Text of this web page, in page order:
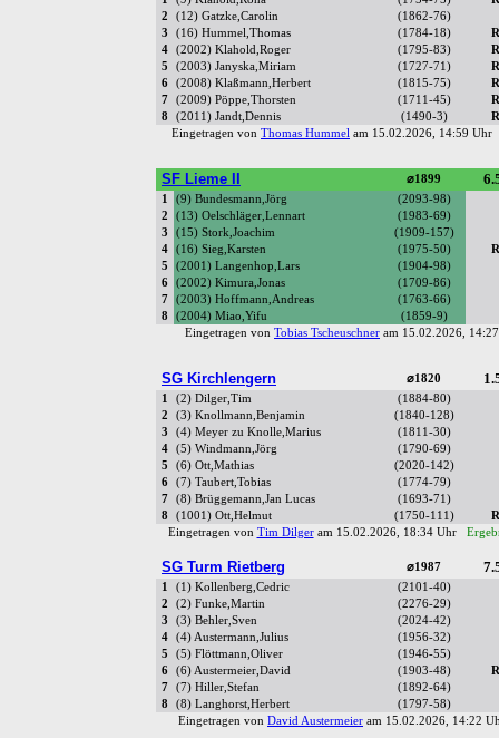
2
(12) Gatzke,Carolin (1862-76)
3
(16) Hummel,Thomas (1784-18)
4
(2002) Klahold,Roger (1795-83)
5
(2003) Janyska,Miriam (1727-71)
6
(2008) Klaßmann,Herbert (1815-75)
7
(2009) Pöppe,Thorsten (1711-45)
8
(2011) Jandt,Dennis (1490-3)
Eingetragen von Thomas Hummel am 15.02.2026, 14:59
SF Lieme II ⌀1899
1 (9) Bundesmann,Jörg (2093-98)
2
(13) Oelschläger,Lennart
(1983-69)
3
(15) Stork,Joachim
(1909-157)
4
(16) Sieg,Karsten (1975-50)
5
(2001) Langenhop,Lars (1904-98)
6
(2002) Kimura,Jonas (1709-86)
7
(2003) Hoffmann,Andreas (1763-66)
8
(2004) Miao,Yifu (1859-9)
Eingetragen von Tobias Tscheuschner am 15.02.2026,
SG Kirchlengern ⌀1820
1 (2) Dilger,Tim (1884-80)
2
(3) Knollmann,Benjamin (1840-128)
3
(4) Meyer zu Knolle,Marius (1811-30)
4
(5) Windmann,Jörg
(1790-69)
5
(6) Ott,Mathias (2020-142)
6
(7) Taubert,Tobias (1774-79)
7
(8) Brüggemann,Jan Lucas (1693-71)
8
(1001) Ott,Helmut (1750-111)
Eingetragen von Tim Dilgeram 15.02.2026, 18:34 Uhr
SG Turm Rietberg ⌀1987
1 (1) Kollenberg,Cedric (2101-40)
2
(2) Funke,Martin (2276-29)
3
(3) Behler,Sven (2024-42)
4
(4) Austermann,Julius (1956-32)
5
(5) Flöttmann,Oliver (1946-55)
6
(6) Austermeier,David (1903-48)
7
(7) Hiller,Stefan (1892-64)
8
(8) Langhorst,Herbert (1797-58)
Eingetragen von David Austermeier am 15.02.2026, 14:22